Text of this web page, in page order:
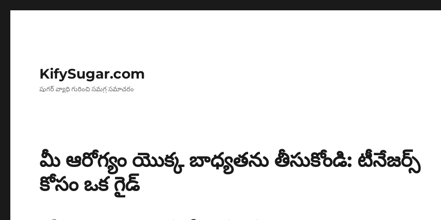
KifySugar.com
షుగర్ వ్యాధి గురించి సమగ్ర సమాచరం
మీ ఆరోగ్యం యొక్క బాధ్యతను తీసుకోండి: టీనేజర్స్
కోసం ఒక గైడ్